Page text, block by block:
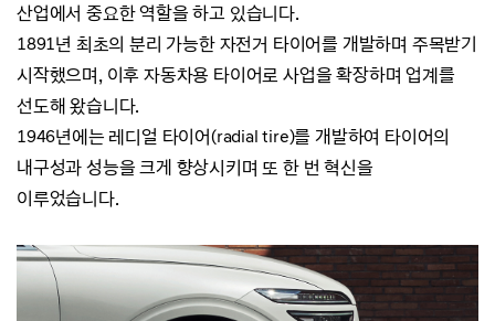
산업에서 중요한 역할을 하고 있습니다.
1891년 최초의 분리 가능한 자전거 타이어를 개발하며 주목받기
시작했으며, 이후 자동차용 타이어로 사업을 확장하며 업계를
선도해 왔습니다.
1946년에는 레디얼 타이어(radial tire)를 개발하여 타이어의
내구성과 성능을 크게 향상시키며 또 한 번 혁신을
이루었습니다.